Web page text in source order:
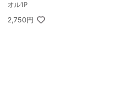
オル1P
2,750円